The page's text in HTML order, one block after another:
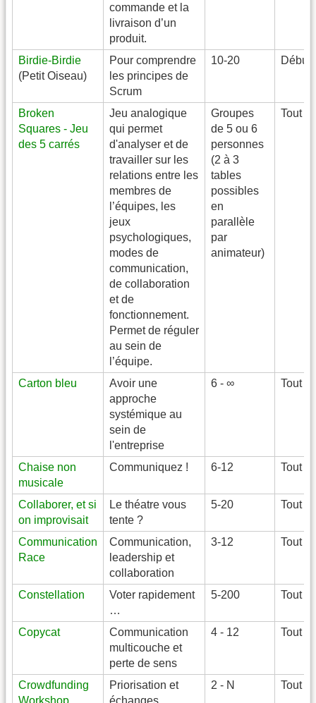
commande et la
livraison d’un
produit.
Birdie-Birdie
(Petit Oiseau)
Pour comprendre
les principes de
Scrum
10-20
Broken
Squares - Jeu
des 5 carrés
Jeu analogique
qui permet
d'analyser et de
travailler sur les
relations entre les
membres de
l’équipes, les
jeux
psychologiques,
modes de
communication,
de collaboration
et de
fonctionnement.
Permet de réguler
au sein de
l’équipe.
Groupes
de 5 ou 6
personnes
(2 à 3
tables
possibles
en
parallèle
par
animateur)
Tout
Carton bleu
Avoir une
approche
systémique au
sein de
l'entreprise
6 - ∞ Tout
Chaise non
musicale
Communiquez ! 6-12 Tout
Collaborer, et si
on improvisait
Le théatre vous
tente ?
5-20 Tout
Communication
Race
Communication,
leadership et
collaboration
3-12 Tout
Constellation
Voter rapidement
…
5-200 Tout
Copycat
Communication
multicouche et
perte de sens
4 - 12 Tout
Crowdfunding
Workshop
Priorisation et
échanges
2 - N Tout